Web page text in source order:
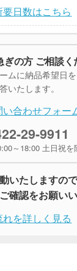
日数はこちら
ぎの方 ご相談く
ムに納品希望日
いたします。
い合わせフォー
29-9911
～18:00 土日祝を
いたしますので
確認をお願いい
を詳しく見る